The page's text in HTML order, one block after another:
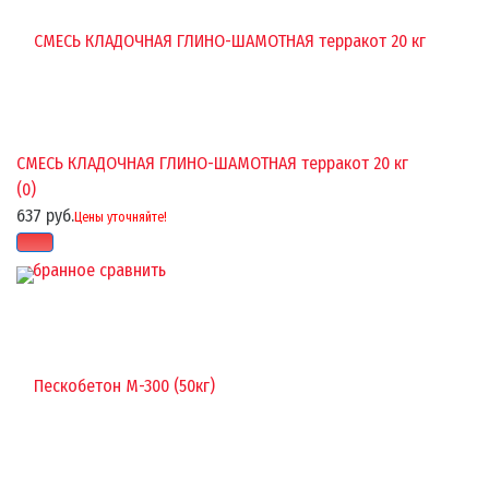
избранное сравнить
СМЕСЬ КЛАДОЧНАЯ ГЛИНО-ШАМОТНАЯ терракот 20 кг
(0)
637 руб.Цены уточняйте!